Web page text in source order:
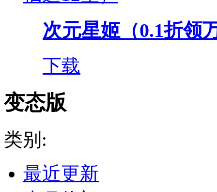
次元星姬（0.1折领
下载
变态版
类别:
最近更新